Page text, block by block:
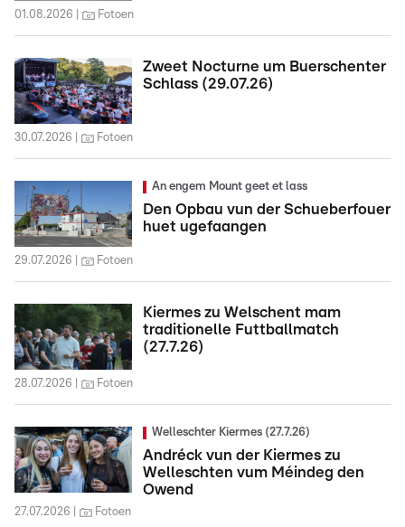
01.08.2026 Fotoen
Zweet Nocturne um Buerschenter
Schlass (29.07.26)
30.07.2026 Fotoen
An engem Mount geet et lass
Den Opbau vun der Schueberfouer
huet ugefaangen
29.07.2026 Fotoen
Kiermes zu Welschent mam
traditionelle Futtballmatch
(27.7.26)
28.07.2026 Fotoen
Welleschter Kiermes (27.7.26)
Andréck vun der Kiermes zu
Welleschten vum Méindeg den
Owend
27.07.2026 Fotoen